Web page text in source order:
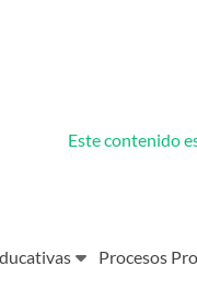
Este contenido
Procesos